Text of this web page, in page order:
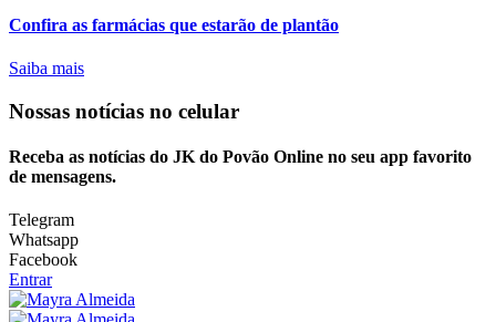
Confira as farmácias que estarão de plantão
Saiba mais
Nossas notícias no celular
Receba as notícias do JK do Povão Online no seu app favorito
de mensagens.
Telegram
Whatsapp
Facebook
Entrar